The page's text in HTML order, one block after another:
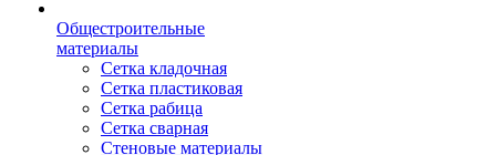
Общестроительные
материалы
Сетка кладочная
Сетка пластиковая
Сетка рабица
Сетка сварная
Стеновые материалы